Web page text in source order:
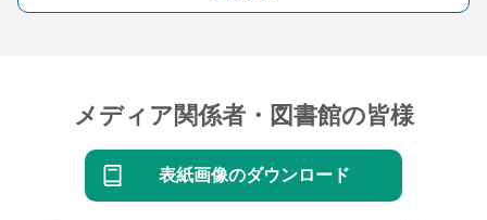
メディア関係者・図書館の皆様
表紙画像のダウンロード